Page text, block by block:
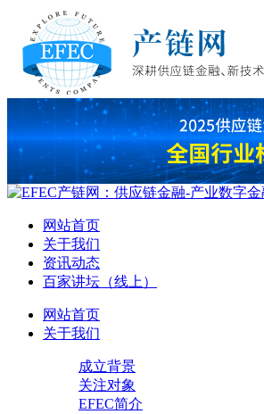
网站首页
关于我们
资讯动态
百家讲坛（线上）
网站首页
关于我们
成立背景
关注对象
EFEC简介